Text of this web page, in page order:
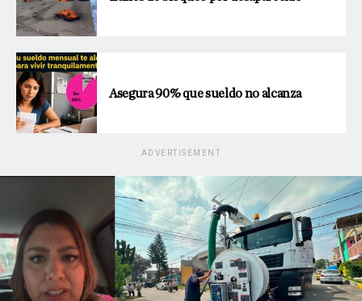
Asegura 90% que sueldo no alcanza
ADVERTISEMENT